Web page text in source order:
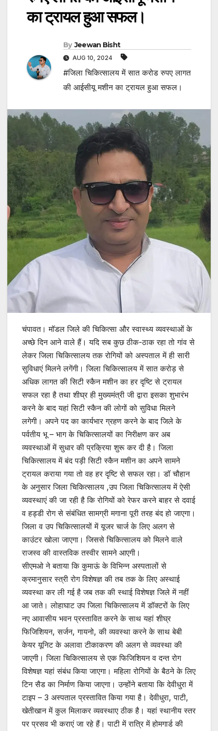
का ट्रायल हुआ सफल।
By Jeewan Bisht
AUG 10, 2024
#जिला चिकित्सालय में सात करोड रुपए लागत
की आईसीयू मशीन का ट्रायल हुआ सफल।
चंपावत। मॉडल जिले की चिकित्सा और स्वास्थ्य व्यवस्थाओं के
अच्छे दिन आने वाले हैं। यदि सब कुछ ठीक-ठाक रहा तो गांव से
लेकर जिला चिकित्सालय तक रोगियों को अस्पताल में ही सारी
सुविधाएं मिलने लगेंगी। जिला चिकित्सालय में सात करोड़ से
अधिक लागत की सिटी स्कैन मशीन का हर दृष्टि से ट्रायल
सफल रहा है तथा शीघ्र ही मुख्यमंत्री जी द्वारा इसका शुभारंभ
करने के बाद यहां सिटी स्कैन की लोगों को सुविधा मिलने
लगेगी। अपने पद का कार्यभार ग्रहण करने के बाद जिले के
पर्वतीय भू – भाग के चिकित्सालयों का निरीक्षण कर अब
व्यवस्थाओं में सुधार की प्रक्रिया शुरू कर दी है। जिला
चिकित्सालय में बंद पड़ी सिटी स्कैन मशीन का अपने सामने
ट्रायल कराया गया तो वह हर दृष्टि से सफल रहा। डॉ चौहान
के अनुसार जिला चिकित्सालय ,उप जिला चिकित्सालय में ऐसी
व्यवस्थाएं की जा रही है कि रोगियों को रेफर करने बाहर से दवाई
व हड्डी रोग से संबंधित सामग्री मगाना पूरी तरह बंद हो जाएगा।
जिला व उप चिकित्सालयों में यूजर चार्ज के लिए अलग से
काउंटर खोला जाएगा। जिससे चिकित्सालय को मिलने वाले
राजस्व की वास्तविक तस्वीर सामने आएगी।
सीएमओ ने बताया कि कुमाऊं के विभिन्न अस्पतालों से
क्रमानुसार स्त्री रोग विशेषज्ञ की तब तक के लिए अस्थाई
व्यवस्था कर ली गई है जब तक की स्थाई विशेषज्ञ जिले में नहीं
आ जाते। लोहाघाट उप जिला चिकित्सालय में डॉक्टरों के लिए
नए आवासीय भवन प्रस्तावित करने के साथ यहां शीघ्र
फिजिशियन, सर्जन, गायनो, की व्यवस्था करने के साथ बेबी
केयर यूनिट के अलावा टीकाकरण की अलग से व्यवस्था की
जाएगी। जिला चिकित्सालय से एक फिजिशियन व दन्त रोग
विशेषज्ञ यहां संबंध किया जाएगा। महिला रोगियों के बैठने के लिए
टिन सैड का निर्माण किया जाएगा। उन्होंने बताया कि देवीधुरा में
टाइप – 3 अस्पताल प्रस्तावित किया गया है। देवीधुरा, पाटी,
खेतीखान में कुल मिलाकर व्यवस्थाए ठीक है। यहां स्थानीय स्तर
पर प्रसव भी कराएं जा रहे हैं। पाटी में रात्रि में होमगार्ड की